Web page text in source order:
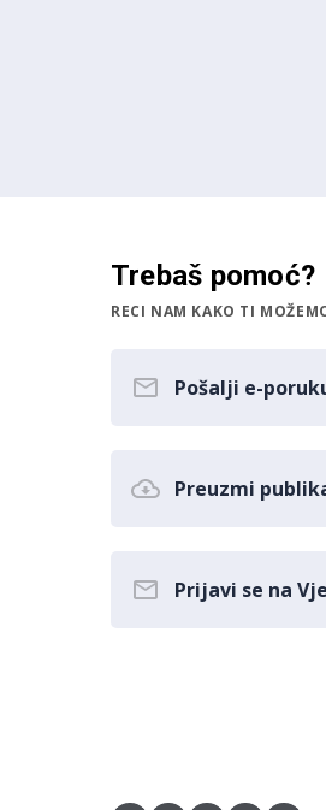
Trebaš pomoć?
RECI NAM KAKO TI
Pošalji e-
Preuzmi
Prijavi se na